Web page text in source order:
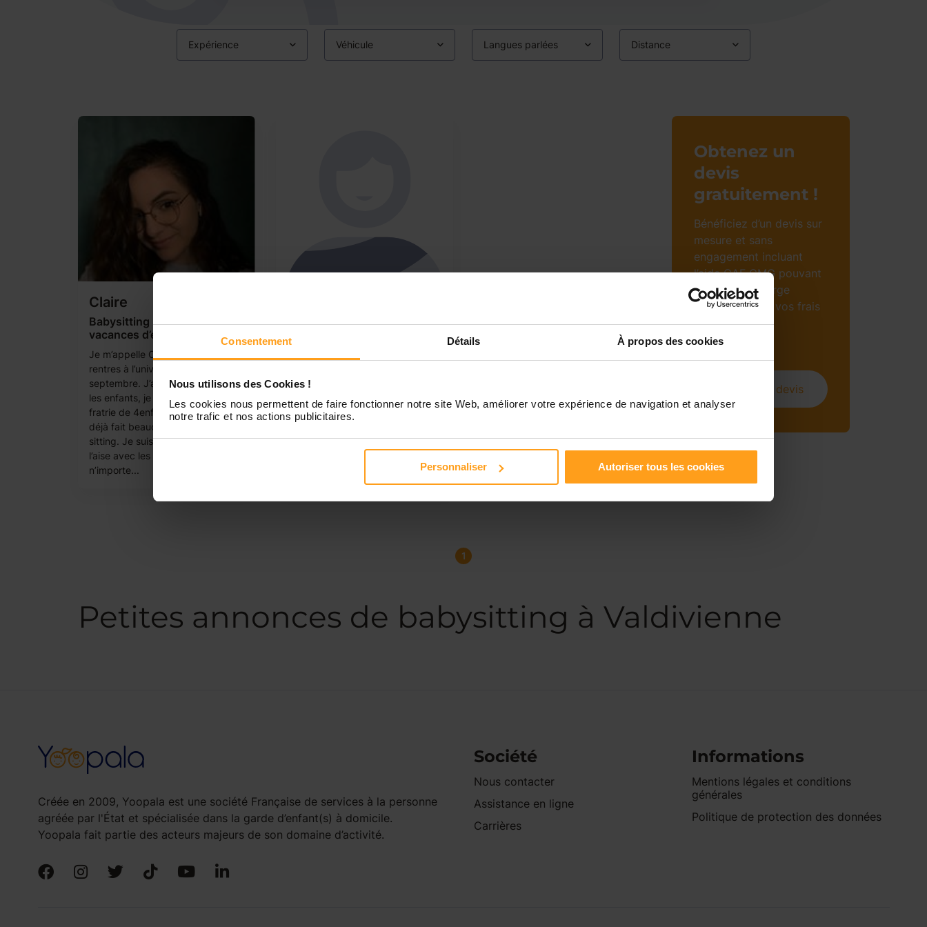
Consentement Détails À propos des cookies
Nous utilisons des Cookies !
Les cookies nous permettent de faire fonctionner notre site Web, améliorer votre expérience de navigation et analyser
notre trafic et nos actions publicitaires.
Personnaliser Autoriser tous les cookies
Expérience Véhicule Langues parlées Distance
Claire
Babysitting pendant
vacances d’été
Je m’appelle Claire, j’ai 18ans. Je
rentres à l’université en
septembre. J’aime énormément
les enfants, je suis l’ainée d’une
fratrie de 4enfants, j’ai également
déjà fait beaucoup de baby-
sitting. Je suis du coup très à
l’aise avec les enfants de
n’importe...
recherche du baby sitting
pour le mercredi à partir de
septembre 2020
56 ans , je cherche des enfants à
de Valdivienne , 10 km max, Je
suis mamie moi mème d'un petit
garçon de 8 ans et d'une petite
fille de 5 ans, je m'entend très
Obtenez un
devis
gratuitement !
Bénéficiez d’un devis sur
mesure et sans
engagement incluant
l’aide CAF CMG pouvant
prendre en charge
jusqu’à 85% de vos frais
mensuels (sous
conditions).
Obtenir un devis
1
Petites annonces de babysitting à Valdivienne
Créée en 2009, Yoopala est une société Française de services à la personne
agréée par l'État et spécialisée dans la garde d’enfant(s) à domicile.
Yoopala fait partie des acteurs majeurs de son domaine d’activité.
Société
Nous contacter
Assistance en ligne
Carrières
Informations
Mentions légales et conditions
générales
Politique de protection des données